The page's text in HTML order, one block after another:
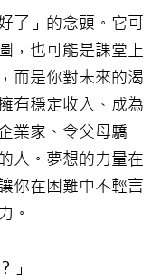
了」的念頭。它可
，也可能是課堂上
而是你對未來的渴
有穩定收入、成為
業家、令父母驕
人。夢想的力量在
你在困難中不輕言
。
」